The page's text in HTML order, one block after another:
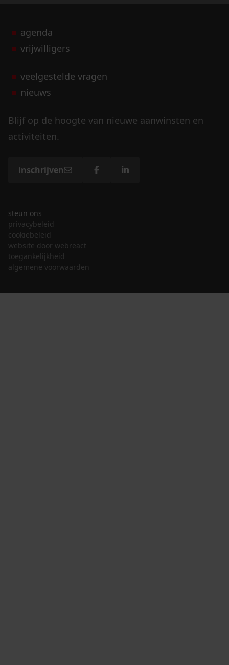
agenda
vrijwilligers
veelgestelde vragen
nieuws
Blijf op de hoogte van nieuwe aanwinsten en
activiteiten.
inschrijven
steun ons
privacybeleid
cookiebeleid
website door webreact
toegankelijkheid
algemene voorwaarden